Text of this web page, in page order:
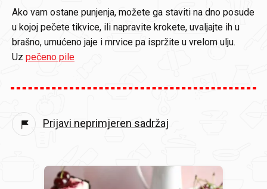
Ako vam ostane punjenja, možete ga staviti na dno posude
u kojoj pečete tikvice, ili napravite krokete, uvaljajte ih u
brašno, umućeno jaje i mrvice pa ispržite u vrelom ulju.
Uz pečeno pile
Prijavi neprimjeren sadržaj